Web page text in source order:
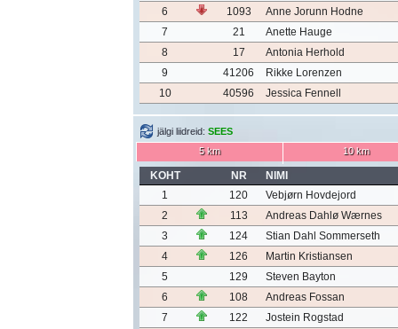
6
1093
Anne Jorunn Hodne
7
21
Anette Hauge
8
17
Antonia Herhold
9
41206
Rikke Lorenzen
10
40596 Jessica Fennell
jälgi liidreid: SEES
5 km
10 km
KOHT NR
NIMI
1
120
Vebjørn Hovdejord
2
113
Andreas Dahlø Wærnes
3
124
Stian Dahl Sommerseth
4
126
Martin Kristiansen
5
129
Steven Bayton
6
108
Andreas Fossan
7
122
Jostein Rogstad